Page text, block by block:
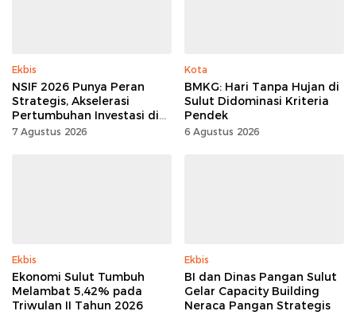
Ekbis
NSIF 2026 Punya Peran
Strategis, Akselerasi
Pertumbuhan Investasi di
Sulut
7 Agustus 2026
Kota
BMKG: Hari Tanpa Hujan di
Sulut Didominasi Kriteria
Pendek
6 Agustus 2026
Ekbis
Ekonomi Sulut Tumbuh
Melambat 5,42% pada
Triwulan II Tahun 2026
Ekbis
BI dan Dinas Pangan Sulut
Gelar Capacity Building
Neraca Pangan Strategis